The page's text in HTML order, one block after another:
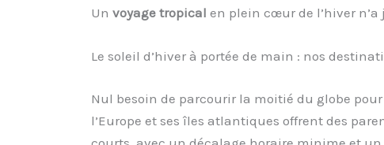
Un voyage tropical en plein cœur de l’hiver
Le soleil d’hiver à portée de main : nos
Nul besoin de parcourir la moitié du globe
l’Europe et ses îles atlantiques offrent des